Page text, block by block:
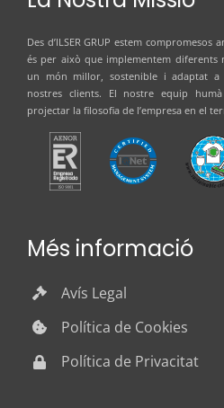
Des d’ILSER GRUP estem compromesos
és per això que implementem diferents
un món millor, sostenible i adaptat a
nostres clients. El nostre equip
projectar la filosofia de l’empresa en el
Més informació
Avís Legal
Política de Cookies
Política de Privacitat